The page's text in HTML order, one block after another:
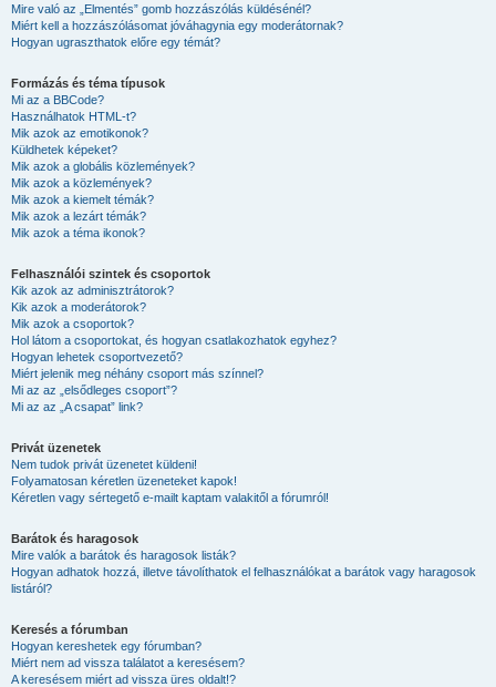
Mire való az „Elmentés” gomb hozzászólás küldésénél?
Miért kell a hozzászólásomat jóváhagynia egy moderátornak?
Hogyan ugraszthatok előre egy témát?
Formázás és téma típusok
Mi az a BBCode?
Használhatok HTML-t?
Mik azok az emotikonok?
Küldhetek képeket?
Mik azok a globális közlemények?
Mik azok a közlemények?
Mik azok a kiemelt témák?
Mik azok a lezárt témák?
Mik azok a téma ikonok?
Felhasználói szintek és csoportok
Kik azok az adminisztrátorok?
Kik azok a moderátorok?
Mik azok a csoportok?
Hol látom a csoportokat, és hogyan csatlakozhatok egyhez?
Hogyan lehetek csoportvezető?
Miért jelenik meg néhány csoport más színnel?
Mi az az „elsődleges csoport”?
Mi az az „A csapat” link?
Privát üzenetek
Nem tudok privát üzenetet küldeni!
Folyamatosan kéretlen üzeneteket kapok!
Kéretlen vagy sértegető e-mailt kaptam valakitől a fórumról!
Barátok és haragosok
Mire valók a barátok és haragosok listák?
Hogyan adhatok hozzá, illetve távolíthatok el felhasználókat a barátok vagy haragosok
listáról?
Keresés a fórumban
Hogyan kereshetek egy fórumban?
Miért nem ad vissza találatot a keresésem?
A keresésem miért ad vissza üres oldalt!?